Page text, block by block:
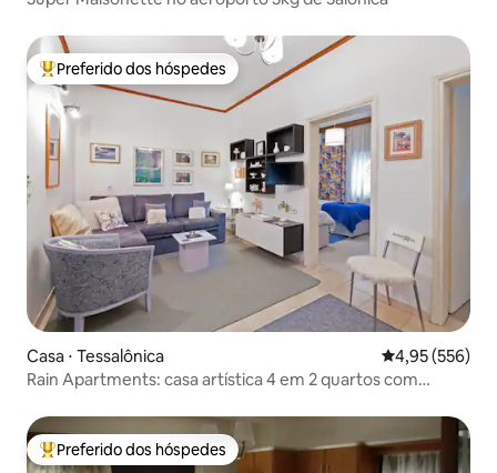
Entre os melhores preferidos dos hóspedes
Preferido dos hóspedes
Casa ⋅ Tessalônica 4,95 de uma
4,95 (556)
Rain Apartments: casa artística 4 em 2 quartos com
Entre os melhores preferidos dos hóspedes
Preferido dos hóspedes